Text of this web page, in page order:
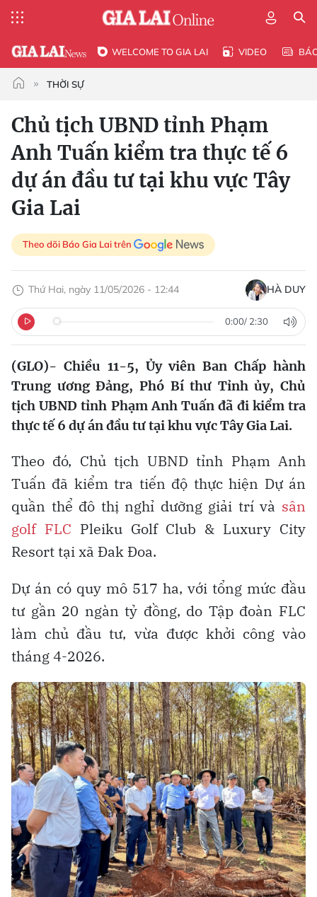
WELCOME TO GIA LAI VIDEO
THỜI SỰ
Chủ tịch UBND tỉnh Phạm
Anh Tuấn kiểm tra thực tế 6
dự án đầu tư tại khu vực Tây
Gia Lai
Theo dõi Báo Gia Lai trên
Thứ Hai, ngày 11/05/2026 - 12:44 HÀ DUY
0:00/ 2:30
(GLO)- Chiều 11-5, Ủy viên Ban Chấp hành
Trung ương Đảng, Phó Bí thư Tỉnh ủy, Chủ
tịch UBND tỉnh Phạm Anh Tuấn đã đi kiểm tra
thực tế 6 dự án đầu tư tại khu vực Tây Gia Lai.
Theo đó, Chủ tịch UBND tỉnh Phạm Anh
Tuấn đã kiểm tra tiến độ thực hiện Dự án
quần thể đô thị nghỉ dưỡng giải trí và sân
golf FLC Pleiku Golf Club & Luxury City
Resort tại xã Đak Đoa.
Dự án có quy mô 517 ha, với tổng mức đầu
tư gần 20 ngàn tỷ đồng, do Tập đoàn FLC
làm chủ đầu tư, vừa được khởi công vào
tháng 4-2026.